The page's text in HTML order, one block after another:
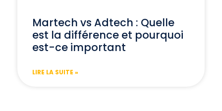
Martech vs Adtech : Quelle
est la différence et pourquoi
est-ce important
LIRE LA SUITE »